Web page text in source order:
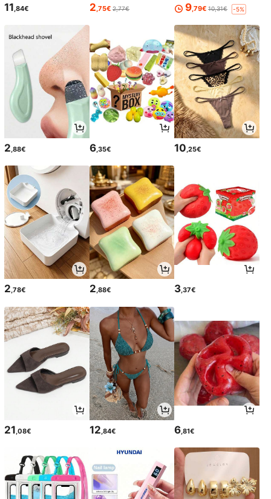
11,84€ 2,75€ 2,77€ 9,79€ 10,31€ -5%
2,88€ 6,35€ 10,25€
2,78€ 2,88€ 3,37€
21 ,08€ 12 ,84€ 6 ,81€